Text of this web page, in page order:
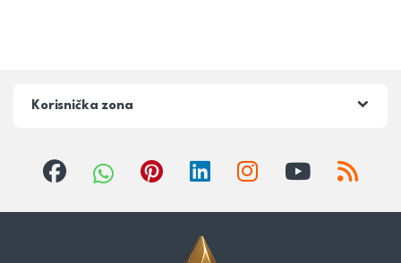
Korisnička zona